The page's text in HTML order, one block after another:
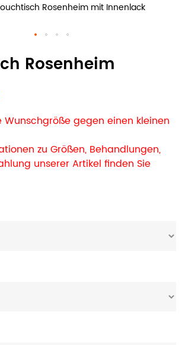
Rosenheim
Wunschgröße gegen einen kleinen
zu Größen, Behandlungen,
unserer Artikel finden Sie
Rosenheim mit Innenlack